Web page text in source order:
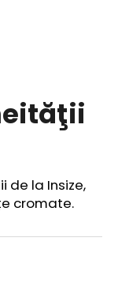
de la Insize,
cromate.